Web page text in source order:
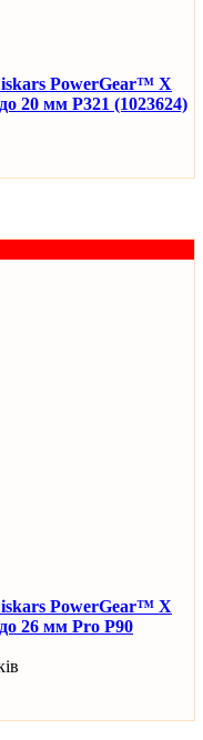
PowerGear™ X
20 мм P321 (1023624)
PowerGear™ X
26 мм Pro P90